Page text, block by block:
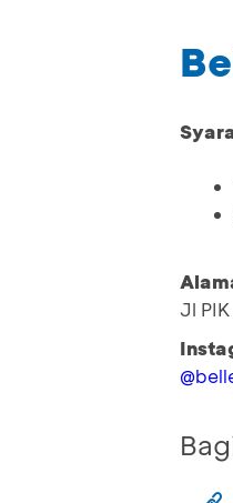
Jl